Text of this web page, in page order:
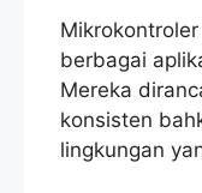
berbagai
Mereka
konsisten
lingkungan